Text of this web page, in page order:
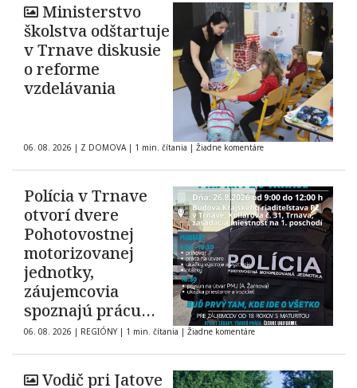
Ministerstvo
školstva odštartuje
v Trnave diskusie
o reforme
vzdelávania
06. 08. 2026 | Z DOMOVA | 1 min. čítania | Žiadne komentáre
Polícia v Trnave
otvorí dvere
Pohotovostnej
motorizovanej
jednotky,
záujemcovia
spoznajú prácu
zásahovej jednotky
06. 08. 2026 | REGIÓNY | 1 min. čítania | Žiadne komentáre
Vodič pri Jatove